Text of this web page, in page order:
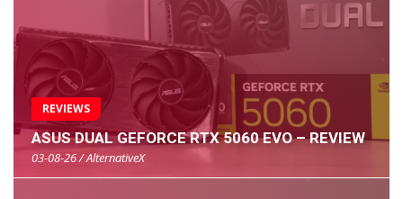
REVIEWS
ASUS DUAL GEFORCE RTX 5060 EVO – REVIEW
03-08-26 / AlternativeX